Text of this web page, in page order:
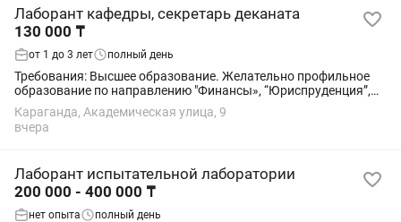
Лаборант кафедры, секретарь деканата
130 000 ₸
от 1 до 3 лет полный день
Требования: Высшее образование. Желательно профильное
образование по направлению "Финансы», “Юриспруденция”,
"Менеджмент»". Знания и навыки: Навыки работы с
компьютером (Word, Excel, электронная...
Караганда, Академическая улица, 9
вчера
Лаборант испытательной лаборатории
200 000 - 400 000 ₸
нет опыта полный день